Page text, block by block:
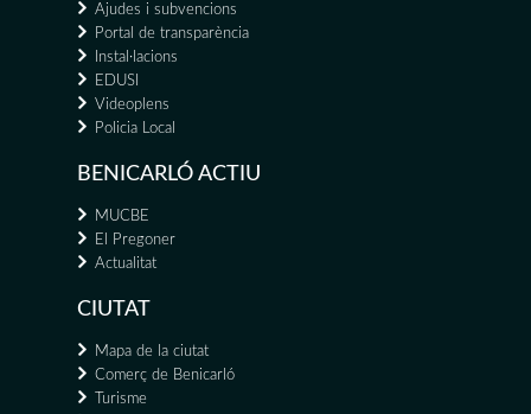
Ajudes i subvencions
Portal de transparència
Instal·lacions
EDUSI
Videoplens
Policia Local
BENICARLÓ ACTIU
MUCBE
El Pregoner
Actualitat
CIUTAT
Mapa de la ciutat
Comerç de Benicarló
Turisme